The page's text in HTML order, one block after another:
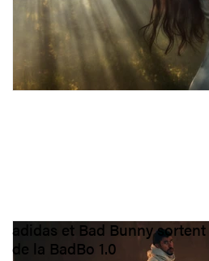
adidas et Bad Bunny
de la BadBo 1.0